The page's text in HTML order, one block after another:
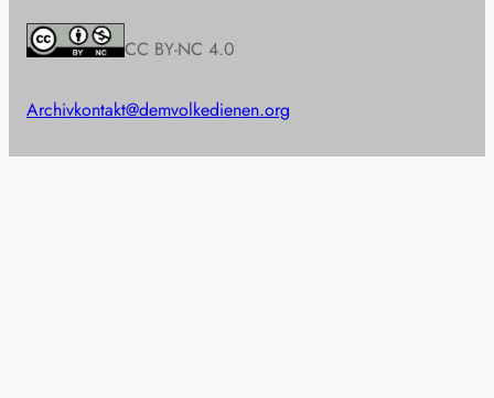
CC BY-NC 4.0
Archivkontakt@demvolkedienen.org